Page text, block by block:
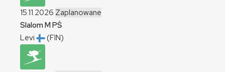
15.11.2026 Zaplanowane
SlalomMPŚ
Levi
(FIN)